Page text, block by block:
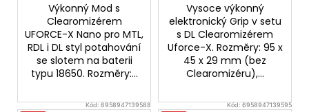
Výkonný Mod s
Clearomizérem
UFORCE-X Nano pro MTL,
RDL i DL styl potahování
se slotem na baterii
typu 18650. Rozměry:...
Vysoce výkonný
elektronický Grip v setu
s DL Clearomizérem
Uforce-X. Rozměry: 95 x
45 x 29 mm (bez
Clearomizéru),...
Kód:6958947139588
Kód:6958947139595